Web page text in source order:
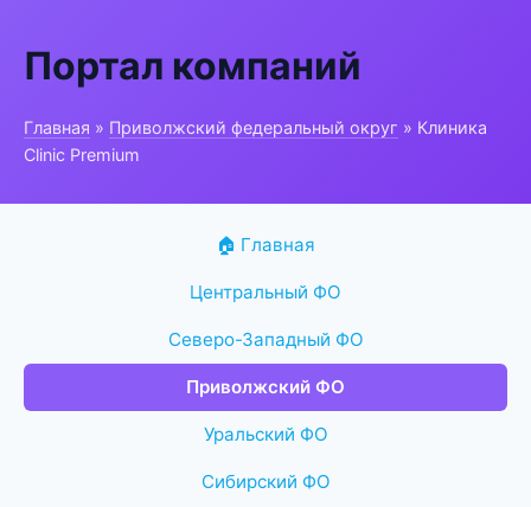
Портал компаний
Главная » Приволжский федеральный округ » Клиника
Clinic Premium
🏠 Главная
Центральный ФО
Северо-Западный ФО
Приволжский ФО
Уральский ФО
Сибирский ФО